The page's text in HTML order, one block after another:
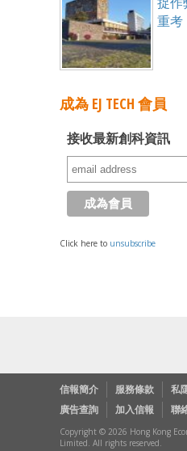
重考
成為 EJ TECH 會員
接收最新創科資訊
Click here to unsubscribe
信報簡介 服務條款 私
廣告查詢
加入信報 聯
Copyright © 2026 Hong Kong
Limited. All rights reserved.